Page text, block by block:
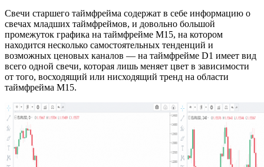
Свечи старшего таймфрейма содержат в себе информацию о
свечах младших таймфреймов, и довольно большой
промежуток графика на таймфрейме М15, на котором
находится несколько самостоятельных тенденций и
возможных ценовых каналов — на таймфрейме D1 имеет вид
всего одной свечи, которая лишь меняет цвет в зависимости
от того, восходящий или нисходящий тренд на области
таймфрейма М15.